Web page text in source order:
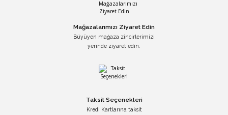
Mağazalarımızı Ziyaret Edin
Büyüyen mağaza zincirlerimizi
yerinde ziyaret edin.
Taksit Seçenekleri
Kredi Kartlarına taksit